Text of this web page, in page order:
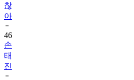
찮
아
46
손
태
진